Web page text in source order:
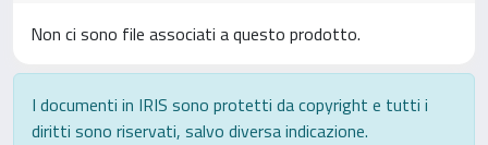
Non ci sono file associati a questo prodotto.
I documenti in IRIS sono protetti da copyright e tutti i
diritti sono riservati, salvo diversa indicazione.